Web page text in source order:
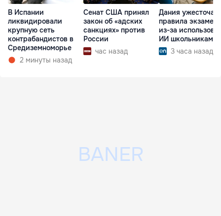
В Испании
ликвидировали
крупную сеть
контрабандистов в
Средиземноморье
2 минуты назад
Сенат США принял
закон об «адских
санкциях» против
России
час назад
Дания
правила
из-за
ИИ школьниками
3 часа назад